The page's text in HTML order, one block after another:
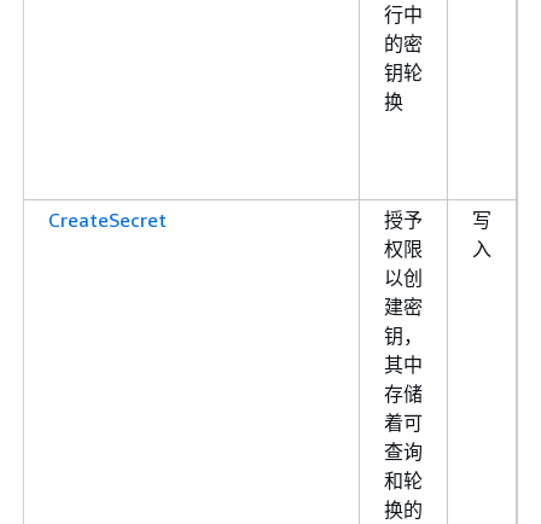
行中
的密
钥轮
换
CreateSecret
授予
权限
以创
建密
钥，
其中
存储
着可
查询
和轮
换的
写
入